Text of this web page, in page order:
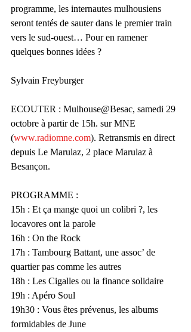
programme, les internautes mulhousiens
seront tentés de sauter dans le premier train
vers le sud-ouest… Pour en ramener
quelques bonnes idées ?
Sylvain Freyburger
ECOUTER : Mulhouse@Besac, samedi 29
octobre à partir de 15h. sur MNE
(www.radiomne.com). Retransmis en direct
depuis Le Marulaz, 2 place Marulaz à
Besançon.
PROGRAMME :
15h : Et ça mange quoi un colibri ?, les
locavores ont la parole
16h : On the Rock
17h : Tambourg Battant, une assoc’ de
quartier pas comme les autres
18h : Les Cigalles ou la finance solidaire
19h : Apéro Soul
19h30 : Vous êtes prévenus, les albums
formidables de June